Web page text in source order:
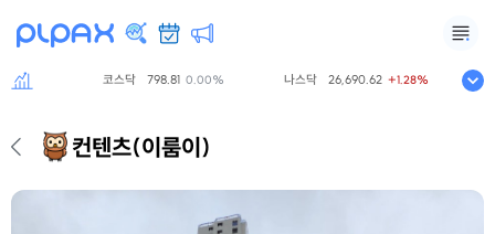
코스닥 798.81 0.00% 나스닥 26,690.62 +1.28%
컨텐츠(이룸이)